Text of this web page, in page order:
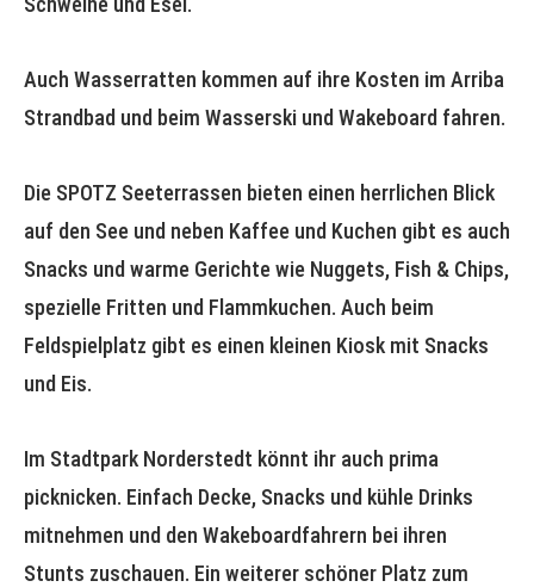
Auch Wasserratten kommen auf ihre Kosten im Arriba
Strandbad und beim Wasserski und Wakeboard fahren.
Die SPOTZ Seeterrassen bieten einen herrlichen Blick
auf den See und neben Kaffee und Kuchen gibt es auch
Snacks und warme Gerichte wie Nuggets, Fish & Chips,
spezielle Fritten und Flammkuchen. Auch beim
Feldspielplatz gibt es einen kleinen Kiosk mit Snacks
und Eis.
Im Stadtpark Norderstedt könnt ihr auch prima
picknicken. Einfach Decke, Snacks und kühle Drinks
mitnehmen und den Wakeboardfahrern bei ihren
Stunts zuschauen. Ein weiterer schöner Platz zum